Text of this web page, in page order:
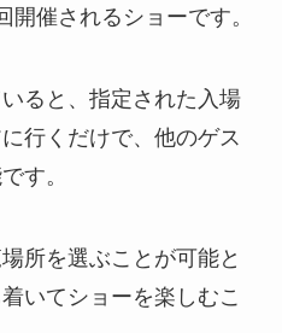
催されるショーです。
ると、指定された入場
行くだけで、他のゲス
す。
所を選ぶことが可能と
いてショーを楽しむこ